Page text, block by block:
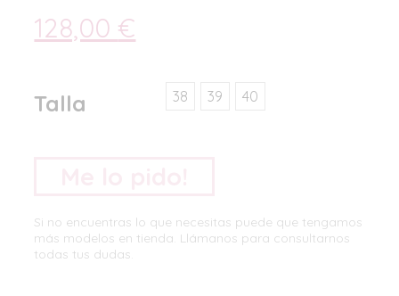
128,00 €
Talla 38 39 40
Si no encuentras lo que necesitas puede que tengamos
más modelos en tienda. Llámanos para consultarnos
todas tus dudas.